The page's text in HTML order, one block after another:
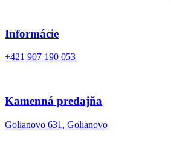
Informácie
+421 907 190 053
Kamenná predajňa
Golianovo 631, Golianovo